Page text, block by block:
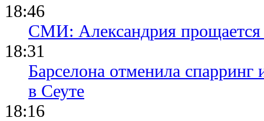
18:46
СМИ: Александрия
18:31
Барселона отменила спарринг
в Сеуте
18:16